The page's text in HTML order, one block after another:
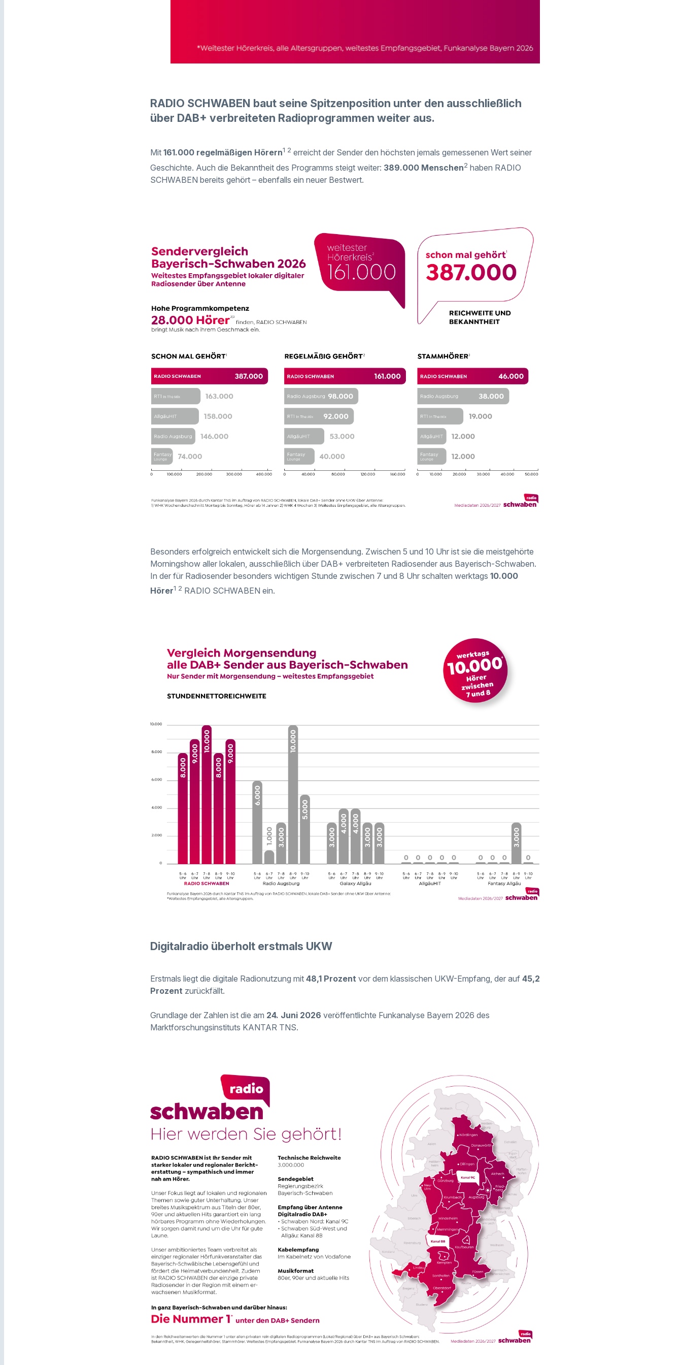
RADIO SCHWABEN baut seine Spitzenposition unter den ausschließlich
über DAB+ verbreiteten Radioprogrammen weiter aus.
Mit 161.000 regelmäßigen Hörern1 2 erreicht der Sender den höchsten jemals gemessenen Wert seiner
Geschichte. Auch die Bekanntheit des Programms steigt weiter: 389.000 Menschen2 haben RADIO
SCHWABEN bereits gehört – ebenfalls ein neuer Bestwert.
Besonders erfolgreich entwickelt sich die Morgensendung. Zwischen 5 und 10 Uhr ist sie die meistgehörte
Morningshow aller lokalen, ausschließlich über DAB+ verbreiteten Radiosender aus Bayerisch-Schwaben.
In der für Radiosender besonders wichtigen Stunde zwischen 7 und 8 Uhr schalten werktags 10.000
Hörer1 2 RADIO SCHWABEN ein.
Digitalradio überholt erstmals UKW
Erstmals liegt die digitale Radionutzung mit 48,1 Prozent vor dem klassischen UKW-Empfang, der auf 45,2
Prozent zurückfällt.
Grundlage der Zahlen ist die am 24. Juni 2026 veröffentlichte Funkanalyse Bayern 2026 des
Marktforschungsinstituts KANTAR TNS.